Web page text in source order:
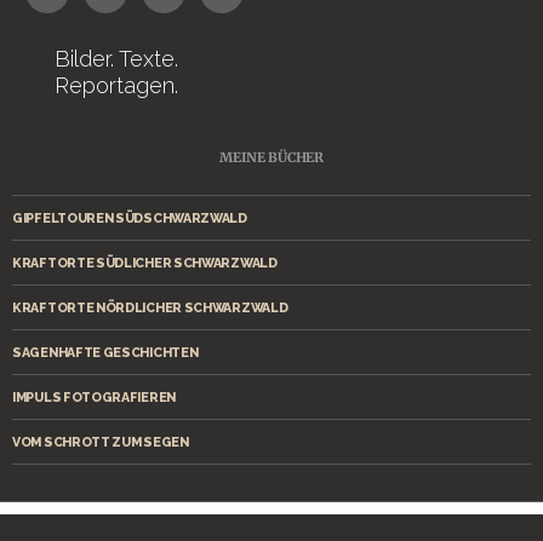
Bilder. Texte.
Reportagen.
MEINE BÜCHER
GIPFELTOUREN SÜDSCHWARZWALD
KRAFTORTE SÜDLICHER SCHWARZWALD
KRAFTORTE NÖRDLICHER SCHWARZWALD
SAGENHAFTE GESCHICHTEN
IMPULS FOTOGRAFIEREN
VOM SCHROTT ZUM SEGEN